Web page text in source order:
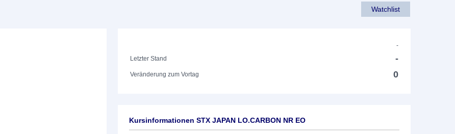
Watchlist
-
Letzter Stand
-
Veränderung zum Vortag 0
Kursinformationen STX JAPAN LO.CARBON NR EO